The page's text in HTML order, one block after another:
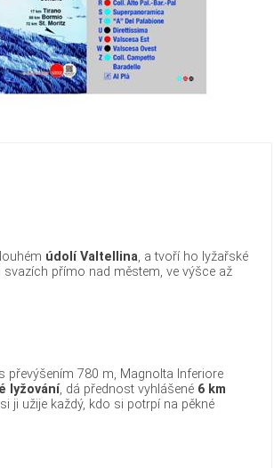
údolí Valtellina, a tvoří ho lyžařské
svazích přímo nad městem, ve výšce až
převýšením 780 m, Magnolta Inferiore
lyžování, dá přednost vyhlášené 6 km
ji užije každý, kdo si potrpí na pěkné